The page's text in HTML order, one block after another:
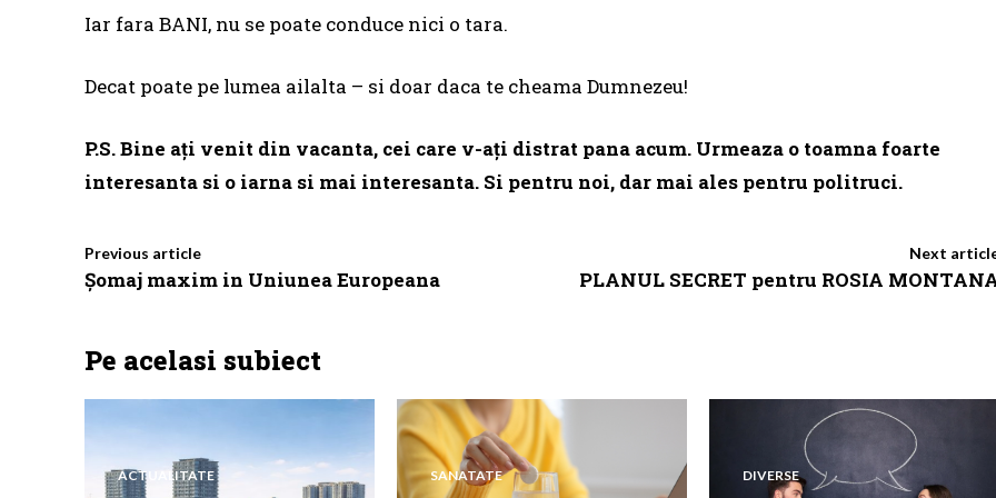
Iar fara BANI, nu se poate conduce nici o tara.
Decat poate pe lumea ailalta – si doar daca te cheama Dumnezeu!
P.S. Bine ați venit din vacanta, cei care v-ați distrat pana acum. Urmeaza o toamna foarte
interesanta si o iarna si mai interesanta. Si pentru noi, dar mai ales pentru politruci.
Previous article
Șomaj maxim in Uniunea Europeana
Next
PLANUL SECRET pentru ROSIA
Pe acelasi subiect
ACTUALITATE SANATATE DIVERSE